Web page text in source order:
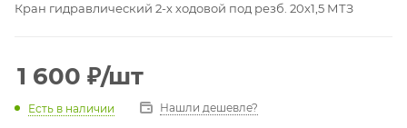
Кран гидравлический 2-х ходовой под резб. 20х1,5 МТЗ
1 600 ₽/шт
Есть в наличии Нашли дешевле?